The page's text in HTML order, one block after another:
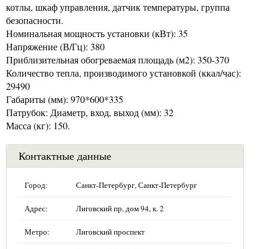
котлы, шкаф управления, датчик температуры, группа
безопасности.
Номинальная мощность установки (кВт): 35
Напряжение (В/Гц): 380
Приблизительная обогреваемая площадь (м2): 350-370
Количество тепла, производимого установкой (ккал/час):
29490
Габариты (мм): 970*600*335
Патрубок: Диаметр, вход, выход (мм): 32
Масса (кг): 150.
Контактные данные
Город: Санкт-Петербург, Санкт-Петербург
Адрес: Лиговский пр, дом 94, к. 2
Метро: Лиговский проспект